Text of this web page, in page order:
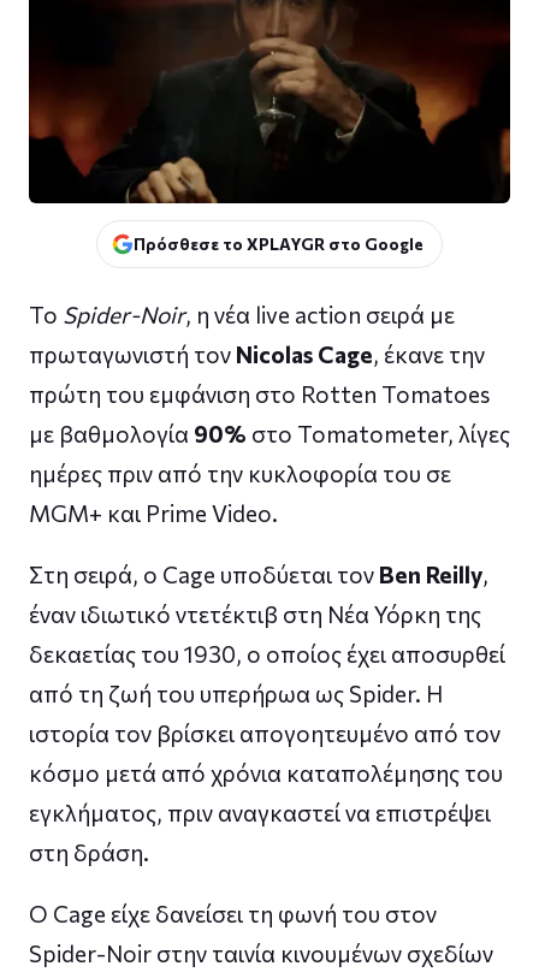
Πρόσθεσε το XPLAYGR στο Google
Το Spider-Noir, η νέα live action σειρά με
πρωταγωνιστή τον Nicolas Cage, έκανε την
πρώτη του εμφάνιση στο Rotten Tomatoes
με βαθμολογία 90% στο Tomatometer, λίγες
ημέρες πριν από την κυκλοφορία του σε
MGM+ και Prime Video.
Στη σειρά, ο Cage υποδύεται τον Ben Reilly,
έναν ιδιωτικό ντετέκτιβ στη Νέα Υόρκη της
δεκαετίας του 1930, ο οποίος έχει αποσυρθεί
από τη ζωή του υπερήρωα ως Spider. Η
ιστορία τον βρίσκει απογοητευμένο από τον
κόσμο μετά από χρόνια καταπολέμησης του
εγκλήματος, πριν αναγκαστεί να επιστρέψει
στη δράση.
Ο Cage είχε δανείσει τη φωνή του στον
Spider-Noir στην ταινία κινουμένων σχεδίων